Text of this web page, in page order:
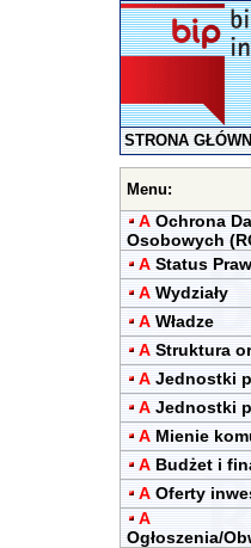
STRONA
Menu:
A Ochrona
Osobowych
A Status
A Wydziały
A Władze
A Struktura
A Jednostki
A Jednostki
A Mienie
A Budżet i
A Oferty
A
Ogłoszenia/